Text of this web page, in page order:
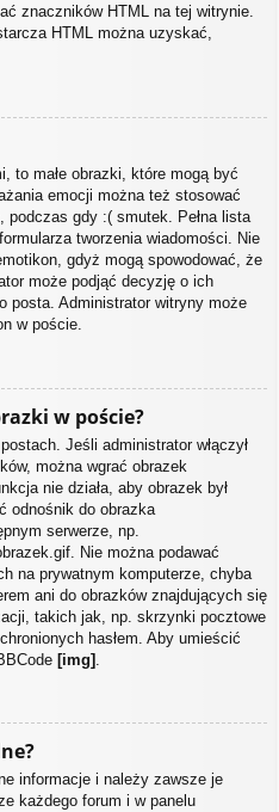
znaczników HTML na tej witrynie.
HTML można uzyskać,
to małe obrazki, które mogą być
emocji można też stosować
podczas gdy :( smutek. Pełna lista
tworzenia wiadomości. Nie
gdyż mogą spowodować, że
może podjąć decyzję o ich
posta. Administrator witryny może
w poście.
w poście?
Jeśli administrator włączył
można wgrać obrazek
nie działa, aby obrazek był
odnośnik do obrazka
serwerze, np.
Nie można podawać
na prywatnym komputerze, chyba
ani do obrazków znajdujących się
takich jak, np. skrzynki pocztowe
hasłem. Aby umieścić
[img]
informacje i należy zawsze je
każdego forum i w panelu